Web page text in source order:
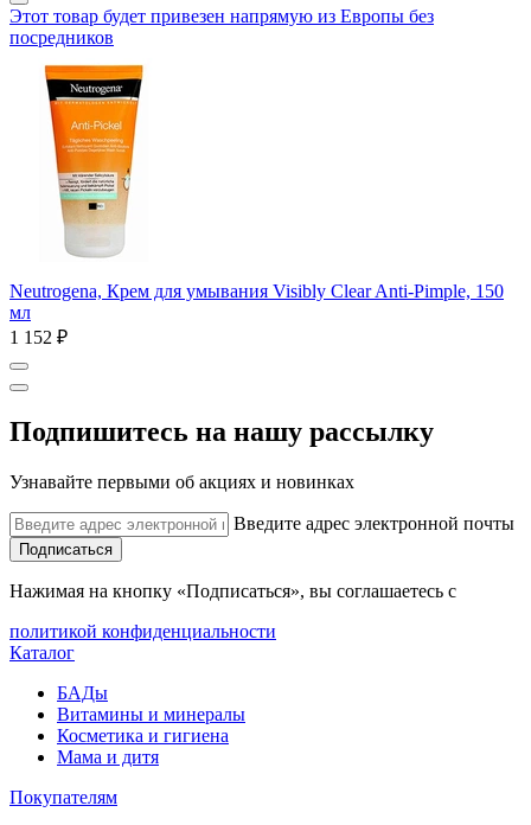
Этот товар будет привезен напрямую из Европы без
посредников
Neutrogena, Крем для умывания Visibly Clear Anti-Pimple, 150
мл
1 152 ₽
Подпишитесь на нашу рассылку
Узнавайте первыми об акциях и новинках
Введите адрес электронной почты
Подписаться
Нажимая на кнопку «Подписаться», вы соглашаетесь с
политикой конфиденциальности
Каталог
БАДы
Витамины и минералы
Косметика и гигиена
Мама и дитя
Покупателям